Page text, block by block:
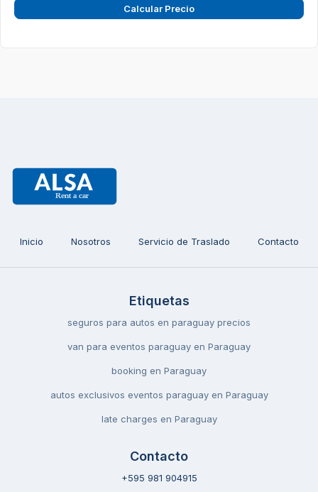
Calcular Precio
Inicio Nosotros Servicio de Traslado Contacto
Etiquetas
seguros para autos en paraguay precios
van para eventos paraguay en Paraguay
booking en Paraguay
autos exclusivos eventos paraguay en Paraguay
late charges en Paraguay
Contacto
+595 981 904915